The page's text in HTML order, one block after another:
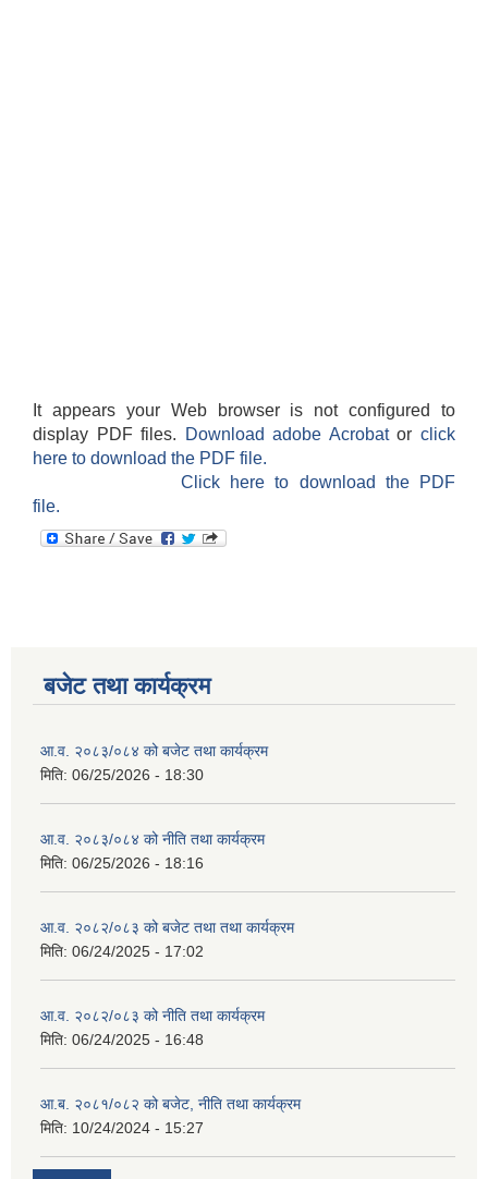
It appears your Web browser is not configured to
display PDF files.
Download adobe Acrobatorclick
here to download the PDF file.
Click here to download the PDF
file.
बजेट तथा कार्यक्रम
आ.व. २०८३/०८४ को बजेट तथा कार्यक्रम
मिति: 06/25/2026 - 18:30
आ.व. २०८३/०८४ को नीति तथा कार्यक्रम
मिति: 06/25/2026 - 18:16
आ.व. २०८२/०८३ को बजेट तथा तथा कार्यक्रम
मिति: 06/24/2025 - 17:02
आ.व. २०८२/०८३ को नीति तथा कार्यक्रम
मिति: 06/24/2025 - 16:48
आ.ब. २०८१/०८२ को बजेट, नीति तथा कार्यक्रम
मिति: 10/24/2024 - 15:27